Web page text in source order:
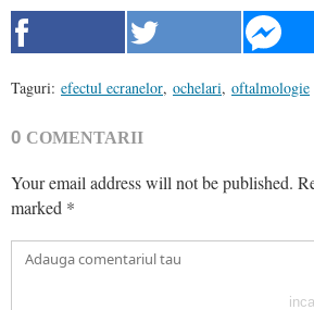
Taguri: efectul ecranelor, ochelari, oftalmologie
0 COMENTARII
Your email address will not be published.
marked *
inca